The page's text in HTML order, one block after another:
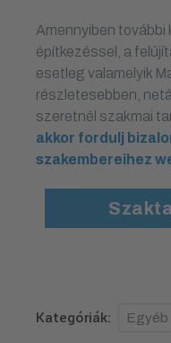
Amennyiben további
építkezéssel, a
esetleg valamelyik
részletesebben,
szeretnél szakmai
akkor fordulj
szakembereihez
Kategóriák: Egyéb